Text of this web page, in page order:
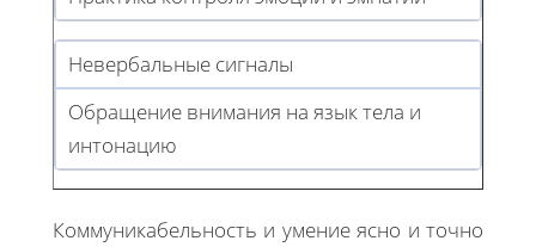
Невербальные сигналы
Обращение внимания на язык тела и
интонацию
Коммуникабельность и умение ясно и точно